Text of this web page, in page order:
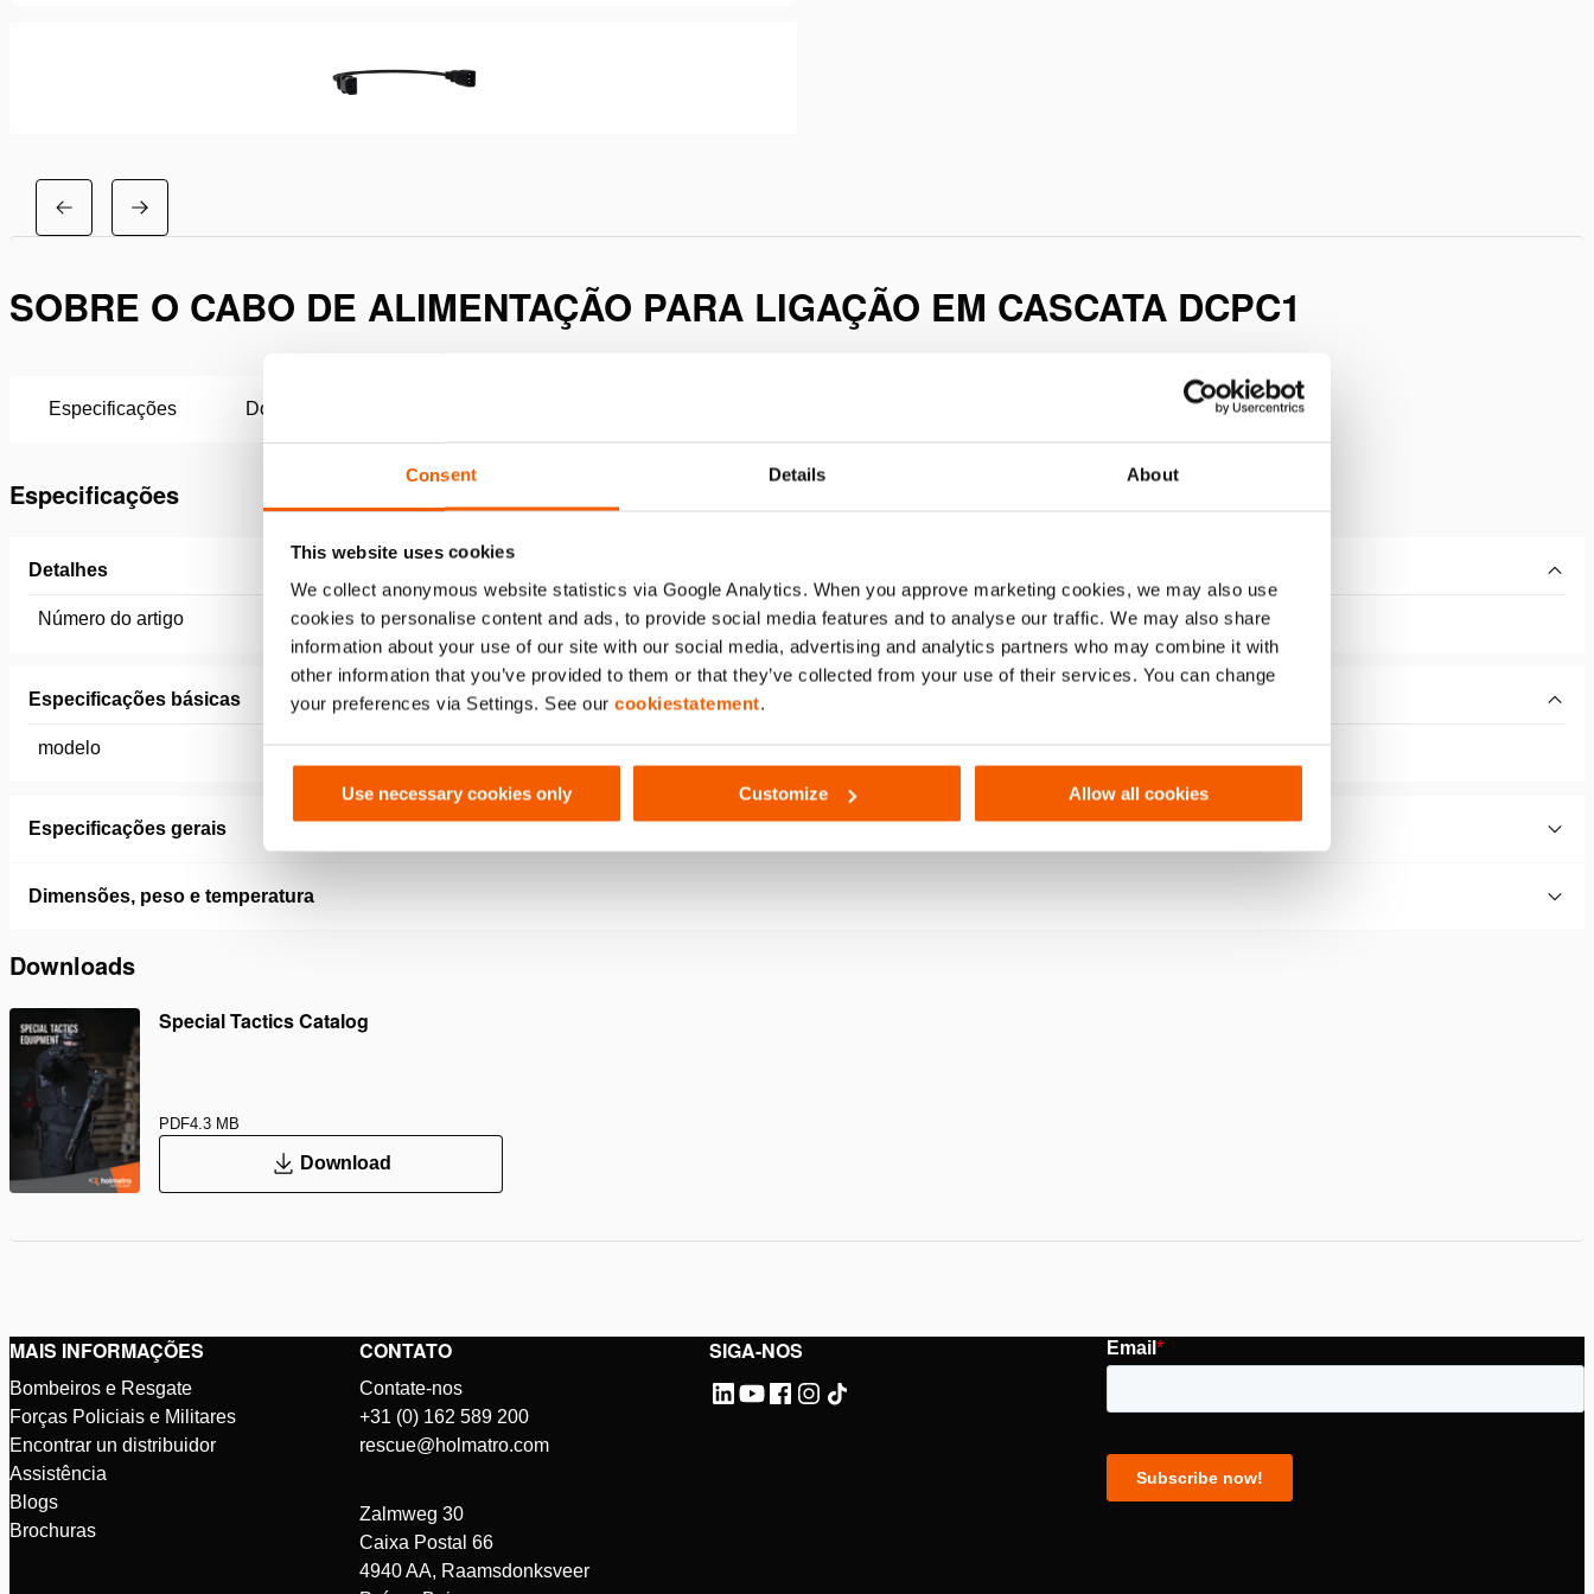
Consent Details About
This website uses cookies
We collect anonymous website statistics via Google Analytics. When you approve marketing cookies, we may also use
cookies to personalise content and ads, to provide social media features and to analyse our traffic. We may also share
information about your use of our site with our social media, advertising and analytics partners who may combine it with
other information that you’ve provided to them or that they’ve collected from your use of their services. You can change
your preferences via Settings. See our cookiestatement.
Use necessary cookies only Customize Allow all cookies
SOBRE O CABO DE ALIMENTAÇÃO PARA LIGAÇÃO EM CASCATA DCPC1
Especificações Downloads
Especificações
Detalhes
Número do artigo 151.000.503
Especificações básicas
modelo
Especificações gerais
Dimensões, peso e temperatura
Downloads
Special Tactics Catalog
PDF4.3 MB
Download
SIGA-NOS
MAIS INFORMAÇÕES
Bombeiros e Resgate
Forças Policiais e Militares
Encontrar un distribuidor
Assistência
Blogs
Brochuras
CONTATO
Contate-nos
+31 (0) 162 589 200
rescue@holmatro.com
Zalmweg 30
Caixa Postal 66
4940 AA, Raamsdonksveer